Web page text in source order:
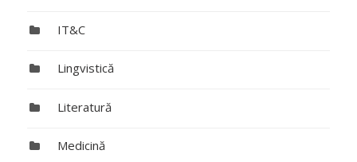
IT&C
Lingvistică
Literatură
Medicină